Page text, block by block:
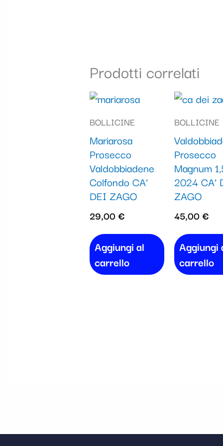
Prodotti correlati
BOLLICINE
Mariarosa
Prosecco
Valdobbiadene
Colfondo CA’
DEI ZAGO
29,00€
Aggiungi al
carrello
BOLLICINE
Prosecco
Magnum
2024 CA’
ZAGO
45,00€
Aggiungi
carrello